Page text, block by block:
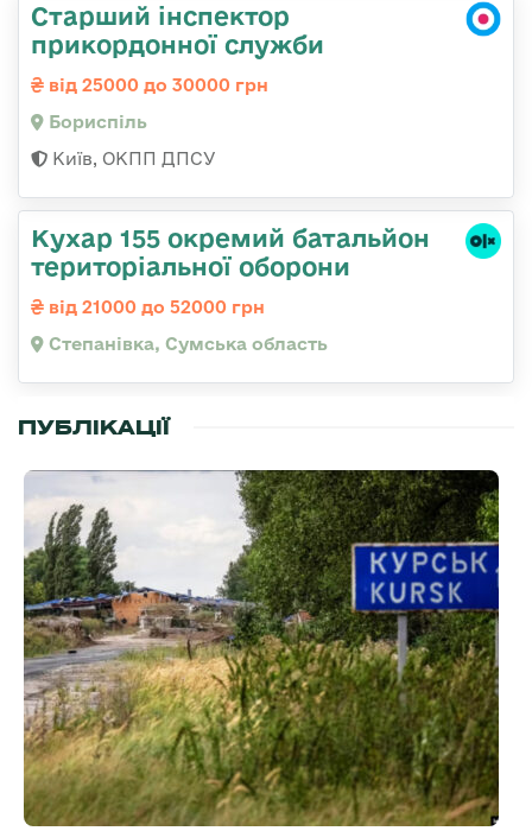
Старший інспектор
прикордонної служби
від 25000 до 30000 грн
Бориспіль
Київ, ОКПП ДПСУ
Кухар 155 окремий батальйон
територіальної оборони
від 21000 до 52000 грн
Степанівка, Сумська область
ПУБЛІКАЦІЇ